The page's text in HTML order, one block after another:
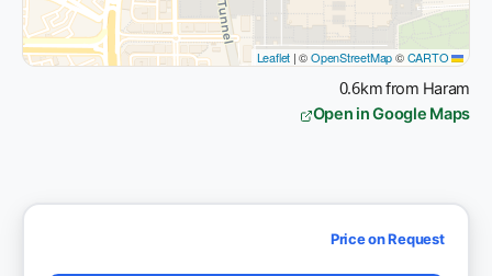
Leaflet
|©OpenStreetMap©CARTO
0.6km from Haram
Open in Google Maps
Price on Request